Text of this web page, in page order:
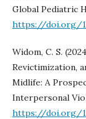
Global Pediatric
https://doi.org/
Widom, C. S.
Revictimization,
Midlife: A
Interpersonal
https://doi.org/